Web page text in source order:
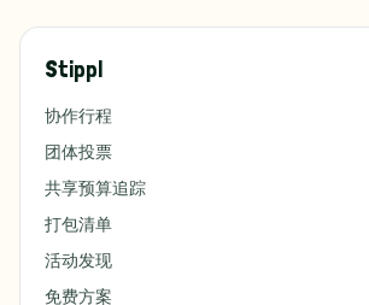
Stippl
协作行程
团体投票
共享预算追踪
打包清单
活动发现
免费方案